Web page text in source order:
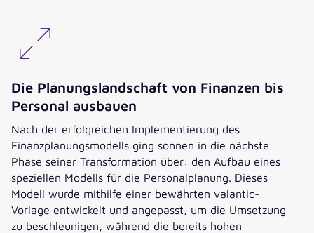
Die Planungslandschaft von Finanzen bis
Personal ausbauen
Nach der erfolgreichen Implementierung des
Finanzplanungsmodells ging sonnen in die nächste
Phase seiner Transformation über: den Aufbau eines
speziellen Modells für die Personalplanung. Dieses
Modell wurde mithilfe einer bewährten valantic-
Vorlage entwickelt und angepasst, um die Umsetzung
zu beschleunigen, während die bereits hohen